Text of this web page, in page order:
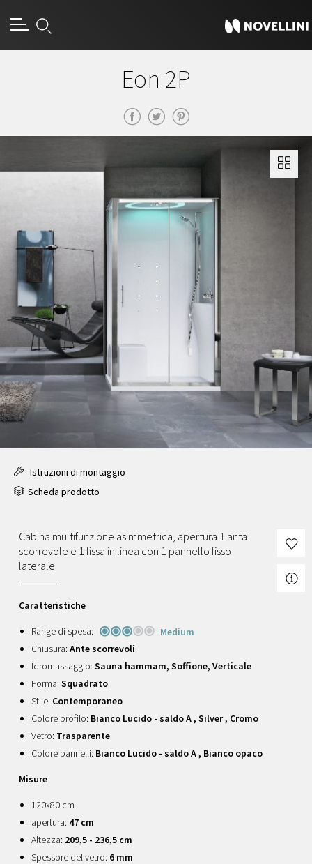
Eon 2P
Istruzioni di montaggio
Scheda prodotto
Cabina multifunzione asimmetrica, apertura 1 anta
scorrevole e 1 fissa in linea con 1 pannello fisso
laterale
Caratteristiche
Range di spesa:
Medium
Chiusura: Ante scorrevoli
Idromassaggio: Sauna hammam, Soffione, Verticale
Forma: Squadrato
Stile: Contemporaneo
Colore profilo: Bianco Lucido - saldo A , Silver , Cromo
Vetro: Trasparente
Colore pannelli: Bianco Lucido - saldo A , Bianco opaco
Misure
120x80 cm
apertura: 47 cm
Altezza: 209,5 - 236,5 cm
Spessore del vetro: 6 mm